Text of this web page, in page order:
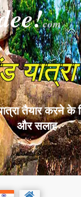
com
तैयार करने के
और सलाह